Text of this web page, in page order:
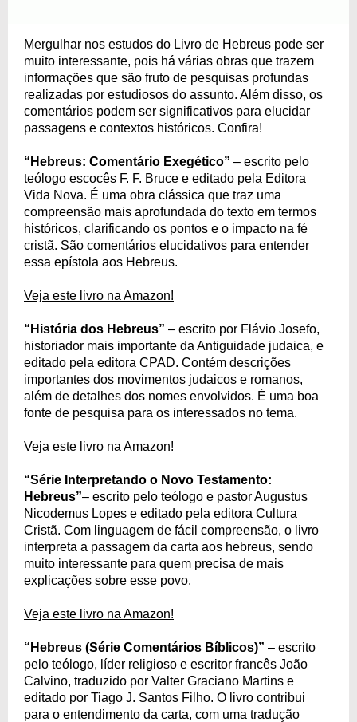
Mergulhar nos estudos do Livro de Hebreus pode ser
muito interessante, pois há várias obras que trazem
informações que são fruto de pesquisas profundas
realizadas por estudiosos do assunto. Além disso, os
comentários podem ser significativos para elucidar
passagens e contextos históricos. Confira!
“Hebreus: Comentário Exegético” – escrito pelo
teólogo escocês F. F. Bruce e editado pela Editora
Vida Nova. É uma obra clássica que traz uma
compreensão mais aprofundada do texto em termos
históricos, clarificando os pontos e o impacto na fé
cristã. São comentários elucidativos para entender
essa epístola aos Hebreus.
Veja este livro na Amazon!
“História dos Hebreus” – escrito por Flávio Josefo,
historiador mais importante da Antiguidade judaica, e
editado pela editora CPAD. Contém descrições
importantes dos movimentos judaicos e romanos,
além de detalhes dos nomes envolvidos. É uma boa
fonte de pesquisa para os interessados no tema.
Veja este livro na Amazon!
“Série Interpretando o Novo Testamento:
Hebreus”– escrito pelo teólogo e pastor Augustus
Nicodemus Lopes e editado pela editora Cultura
Cristã. Com linguagem de fácil compreensão, o livro
interpreta a passagem da carta aos hebreus, sendo
muito interessante para quem precisa de mais
explicações sobre esse povo.
Veja este livro na Amazon!
“Hebreus (Série Comentários Bíblicos)” – escrito
pelo teólogo, líder religioso e escritor francês João
Calvino, traduzido por Valter Graciano Martins e
editado por Tiago J. Santos Filho. O livro contribui
para o entendimento da carta, com uma tradução